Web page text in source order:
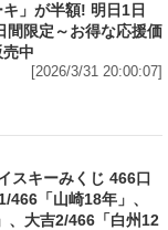
キ」が半額! 明日1日
間限定～お得な応援価
中
[2026/3/31 20:00:07]
スキーみくじ 466口
「山崎18年」、
、大吉2/466「白州12